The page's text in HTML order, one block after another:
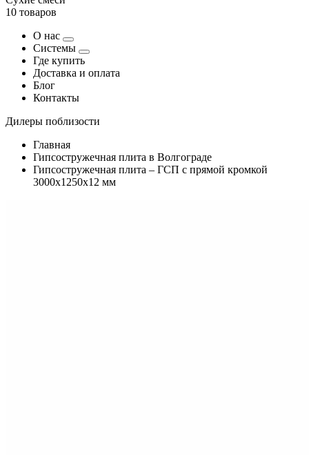
10 товаров
О нас
Системы
Где купить
Доставка и оплата
Блог
Контакты
Дилеры поблизости
Главная
Гипсостружечная плита в Волгограде
Гипсостружечная плита – ГСП с прямой кромкой
3000х1250х12 мм